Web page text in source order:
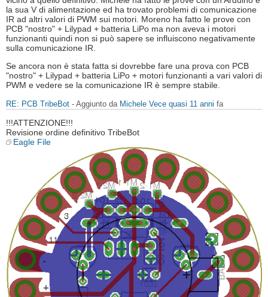
la sua V di alimentazione ed ha trovato problemi di comunicazione
IR ad altri valori di PWM sui motori. Moreno ha fatto le prove con
PCB "nostro" + Lilypad + batteria LiPo ma non aveva i motori
funzionanti quindi non si può sapere se influiscono negativamente
sulla comunicazione IR.
Se ancora non è stata fatta si dovrebbe fare una prova con PCB
"nostro" + Lilypad + batteria LiPo + motori funzionanti a vari valori di
PWM e vedere se la comunicazione IR è sempre stabile.
RE: PCB TribeBot - Aggiunto da Michele Vece quasi 11 anni fa
!!!ATTENZIONE!!!
Revisione ordine definitivo TribeBot
Eagle File